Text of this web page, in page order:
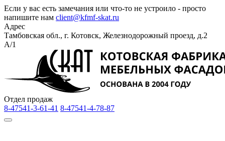
Если у вас есть замечания или что-то не устроило - просто
напишите нам client@kfmf-skat.ru
Адрес
Тамбовская обл., г. Котовск, Железнодорожный проезд, д.2
А/1
Отдел продаж
8-47541-3-61-41 8-47541-4-78-87